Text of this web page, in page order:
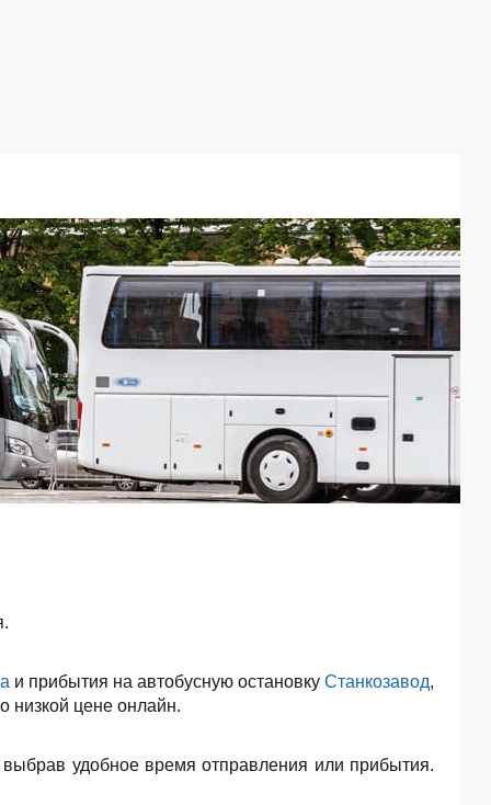
и прибытия на автобусную остановкуСтанкозавод,
низкой цене онлайн.
удобное время отправления или прибытия.